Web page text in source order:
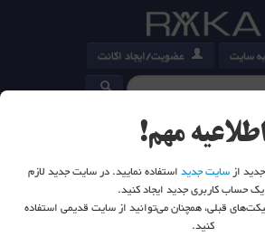
سایت عضویت/ایجاد اکانت
کارت خرید
ورود به سایت
مهم!
ازسایت جدیداستفاده نمایید. در سایت جدید لازم
حساب کاربری جدید ایجاد کنید.
قبلی، همچنان می‌توانید از سایت قدیمی استفاده
کنید.